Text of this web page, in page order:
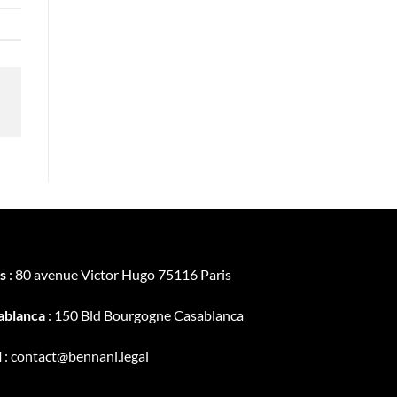
: 80 avenue Victor Hugo 75116 Paris
: 150 Bld Bourgogne Casablanca
: contact@bennani.legal